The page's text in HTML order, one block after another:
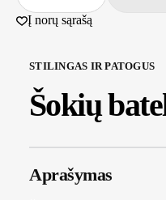
kiekis:
Šokių
Į norų sąrašą
STILINGAS IR PATOGUS
Šokių
Aprašymas